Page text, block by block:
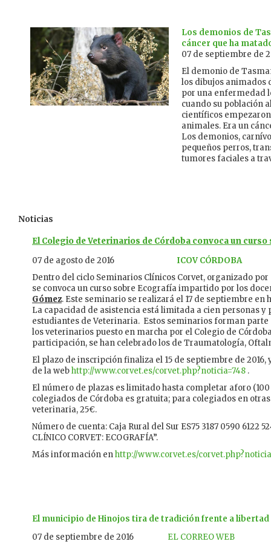
Los demonios de
cáncer que ha
07 de septiembre de
El demonio de
los dibujos animados
por una enfermedad
cuando su población
científicos
animales. Era un
Los demonios,
pequeños perros,
tumores faciales a
Noticias
El Colegio de Veterinarios de Córdoba convoca un
07 de agosto de 2016
ICOV CÓRDOBA
Dentro del ciclo Seminarios Clínicos Corvet, organizado
se convoca un curso sobre Ecografía impartido por los
Gómez. Este seminario se realizará el 17 de septiembre
La capacidad de asistencia está limitada a cien personas
estudiantes de Veterinaria. Estos seminarios forman
los veterinarios puesto en marcha por el Colegio de
participación, se han celebrado los de Traumatología,
El plazo de inscripción finaliza el 15 de septiembre de
de la webhttp://www.corvet.es/corvet.php?noticia=748 .
El número de plazas es limitado hasta completar aforo
colegiados de Córdoba es gratuita; para colegiados en
veterinaria, 25€.
Número de cuenta: Caja Rural del Sur ES75 3187 0590 6122
CLÍNICO CORVET: ECOGRAFÍA”.
Más información enhttp://www.corvet.es/
El municipio de Hinojos tira de tradición frente a libertad
07 de septiembre de 2016
EL CORREO WEB